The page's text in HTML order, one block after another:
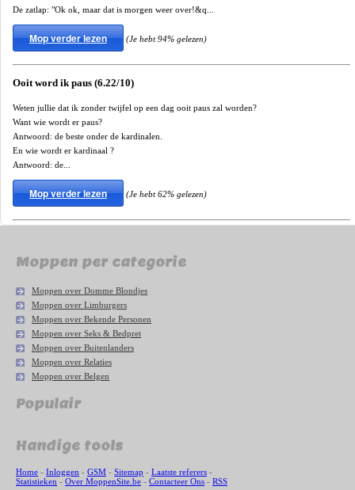
De zatlap: "Ok ok, maar dat is morgen weer over!&q...
Mop verder lezen (Je hebt 94% gelezen)
Ooit word ik paus (6.22/10)
Weten jullie dat ik zonder twijfel op een dag ooit paus zal worden?
Want wie wordt er paus?
Antwoord: de beste onder de kardinalen.
En wie wordt er kardinaal ?
Antwoord: de...
Mop verder lezen (Je hebt 62% gelezen)
Moppen per categorie
Moppen over Domme Blondjes
Moppen over Limburgers
Moppen over Bekende Personen
Moppen over Seks & Bedpret
Moppen over Buitenlanders
Moppen over Relaties
Moppen over Belgen
Populair
Handige tools
Home - Inloggen - GSM - Sitemap - Laatste referers -
Statistieken - Over MoppenSite.be - Contacteer Ons - RSS